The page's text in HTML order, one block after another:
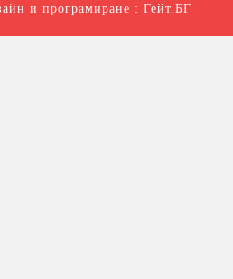
и програмиране : Гейт.БГ